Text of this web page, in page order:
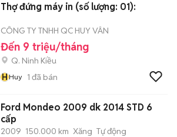
Thợ đứng máy in (số lượng: 01):
CÔNG TY TNHH QC HUY VÂN
Đến 9 triệu/tháng
Q. Ninh Kiều
HHuy 1 đã bán
Ford Mondeo 2009 dk 2014 STD 6
cấp
2009 150.000 km Xăng Tự động